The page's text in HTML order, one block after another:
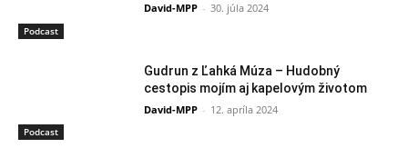
Podcast
David-MPP - 30. júla 2024
Podcast
Gudrun z Ľahká Múza – Hudobný
cestopis mojím aj kapelovým životom
David-MPP - 12. apríla 2024